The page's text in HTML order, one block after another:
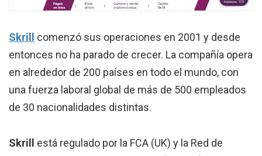
Skrill
comenzó sus operaciones en 2001 y desde
entonces no ha parado de crecer. La compañía opera
en alrededor de 200 países en todo el mundo, con
una fuerza laboral global de más de 500 empleados
de 30 nacionalidades distintas.
Skrill
está regulado por la FCA (UK) y la Red de